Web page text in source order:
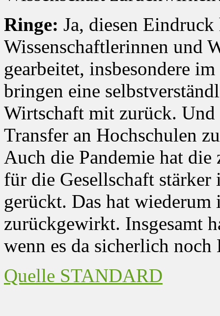
Ringe: Ja, diesen
Wissenschaftlerinnen und
gearbeitet, insbesondere
bringen eine
Wirtschaft mit zurück. Und
Transfer an Hochschulen
Auch die Pandemie hat die
für die Gesellschaft
gerückt. Das hat wiederum
zurückgewirkt. Insgesamt
wenn es da sicherlich
Quelle STANDARD